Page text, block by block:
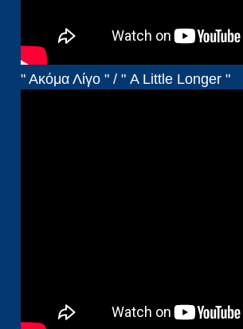
" Ακόμα Λίγο " / " A Little Longer "